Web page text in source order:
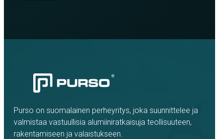
Purso on suomalainen perheyritys, joka suunnittelee ja
valmistaa vastuullisia alumiiniratkaisuja teollisuuteen,
rakentamiseen ja valaistukseen.